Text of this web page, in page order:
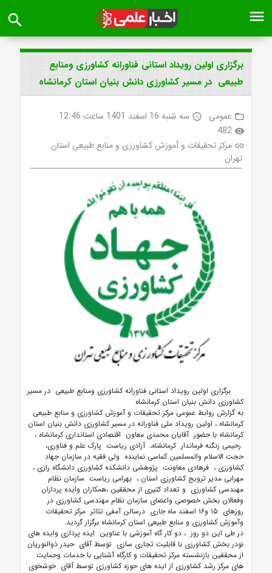
menu
search
برگزاری اولین رویداد استانی فناورانه کشاورزی ومنابع
طبیعی در مسیر کشاورزی دانش بنیان استان کرمانشاه
folder_open عمومی access_time سه شنبه 16 اسفند 1401 ساعت 12:46
visibility
482
link مرکز تحقیقات و آموزش کشاورزی و منابع طبیعی استان
تهران
برگزاری اولین رویداد استانی فناورانه کشاورزی ومنابع طبیعی در مسیر
کشاورزی دانش بنیان استان کرمانشاه
به گزارش روابط عمومی مرکز تحقیقات و آموزش کشاورزی و منابع طبیعی
کرمانشاه ، اولین رویداد ملی فناورانه در مسیر کشاورزی دانش بنیان استان
کرمانشاه با حضور آقایان محمدی معاون اقتصادی استانداری کرمانشاه ،
رحیمی زنگنه فرماندار کرمانشاه، آزادی ریاست پارک علم و فناوری،
حجت الاسلام والمسلمین کماسی نماینده ولی فقیه در سازمان جهاد
کشاورزی ، فرهادی معاونت پژوهشی دانشکده کشاورزی دانشگاه رازی ،
مهرابی مدیر ترویج کشاورزی استان ، بهرامی ریاست سازمان نظام
مهندسی کشاورزی و تعداد کثیری از محققین ،همکاران وایده پردازان
وفعالان بخش خصوصی واعضای سازمان نظام مهندسی کشاورزی در
روزهای ۱۵ و۱۶ اسفند ماه جاری درسالن آمفی تئاتر مرکز تحقیقات
وآموزش کشاورزی و منابع طبیعی استان کرمانشاه برگزار گردید.
در طی این دو روز ، دو کار گاه آموزشی با عناوین ایده پردازی وایده های
نودر بخش کشاورزی با قابلیت تجاری سازی توسط آقای حیدر ذوالنوریان
از محققین بازنشسته مرکز تحقیقات و کارگاه آشنایی با خدمات وحمایت
های مرکز رشد کشاورزی از ایده های حوزه کشاورزی توسط آقای خوشخوی